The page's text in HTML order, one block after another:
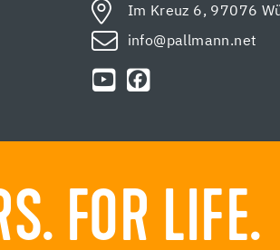
Im Kreuz 6, 97076
info@pallmann.net
FOR LIFE.